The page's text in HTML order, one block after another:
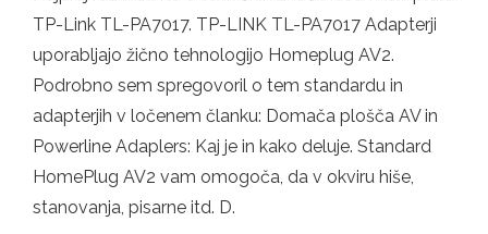
TP-Link TL-PA7017. TP-LINK TL-PA7017 Adapterji
uporabljajo žično tehnologijo Homeplug AV2.
Podrobno sem spregovoril o tem standardu in
adapterjih v ločenem članku: Domača plošča AV in
Powerline Adaplers: Kaj je in kako deluje. Standard
HomePlug AV2 vam omogoča, da v okviru hiše,
stanovanja, pisarne itd. D.